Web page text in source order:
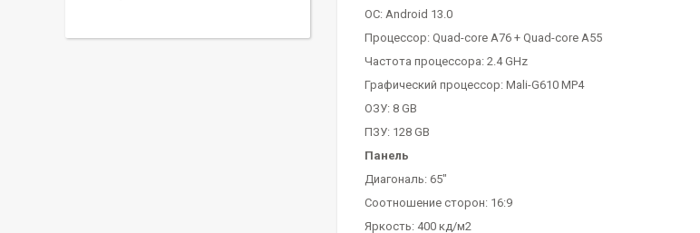
ОС: Android 13.0
Процессор: Quad-core A76 + Quad-core A55
Частота процессора: 2.4 GHz
Графический процессор: Mali-G610 MP4
ОЗУ: 8 GB
ПЗУ: 128 GB
Панель
Диагональ: 65"
Соотношение сторон: 16:9
Яркость: 400 кд/м2